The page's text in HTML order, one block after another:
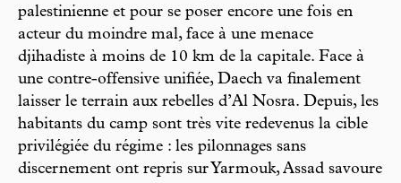
palestinienne et pour se poser encore une fois en
acteur du moindre mal, face à une menace
djihadiste à moins de 10 km de la capitale. Face à
une contre-offensive unifiée, Daech va finalement
laisser le terrain aux rebelles d’Al Nosra. Depuis, les
habitants du camp sont très vite redevenus la cible
privilégiée du régime : les pilonnages sans
discernement ont repris sur Yarmouk, Assad savoure